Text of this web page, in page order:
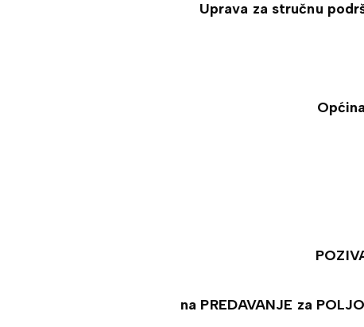
Uprava za stručnu
na PREDAVANJE za